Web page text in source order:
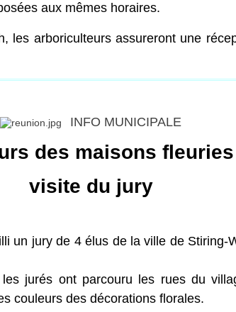
aux mêmes horaires.
les arboriculteurs assureront une
INFO MUNICIPALE
des maisons
visite du jury
un jury de 4 élus de la ville de Stiring-
jurés ont parcouru les rues du
couleurs des décorations florales.